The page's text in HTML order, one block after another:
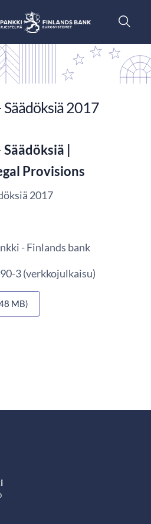
Säädöksiä 2017
|
Provisions
2017
- Finlands bank
3 (verkkojulkaisu)
MB)